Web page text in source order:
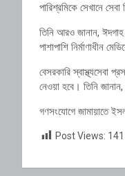
পারিশ্রমিকে সেখানে
তিনি আরও জানান,
পাশাপাশি নির্মাণাধীন
বেসরকারি স্বাস্থ্যসেবা
নেওয়া হবে। তিনি
গণসংযোগে জামায়াতে
Post Views: 141